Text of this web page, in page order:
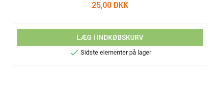
25,00 DKK
LÆG I INDKØBSKURV
 Sidste elementer på lager